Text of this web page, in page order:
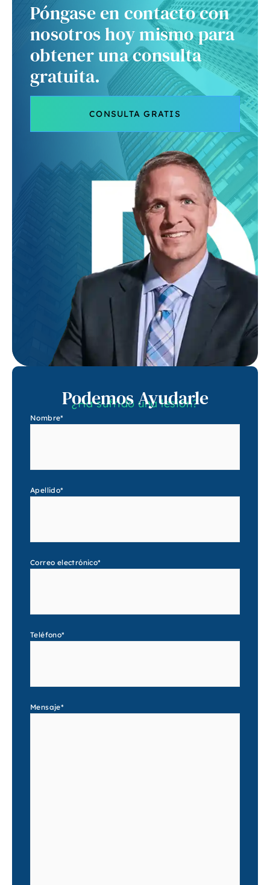
Póngase en contacto con
nosotros hoy mismo para
obtener una consulta
gratuita.
CONSULTA GRATIS
¿Ha sufrido una lesión?
Podemos Ayudarle
Nombre*
Apellido*
Correo electrónico*
Teléfono*
Mensaje*